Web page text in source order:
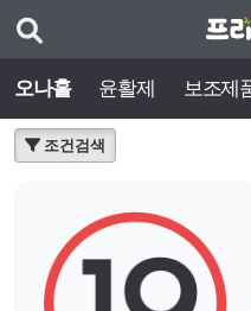
오나홀 윤활제 보조제
조건검색